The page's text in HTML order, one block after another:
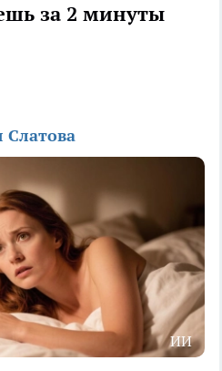
за 2 минуты
Слатова
ИИ